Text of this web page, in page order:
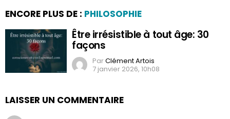
ENCORE PLUS DE : PHILOSOPHIE
Être irrésistible à tout âge: 30
façons
ParClément Artois
7 janvier 2026, 10h08
LAISSER UN COMMENTAIRE